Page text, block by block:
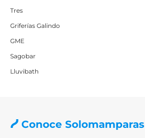
Tres
Griferías Galindo
GME
Sagobar
Lluvibath
Conoce Solomamparas